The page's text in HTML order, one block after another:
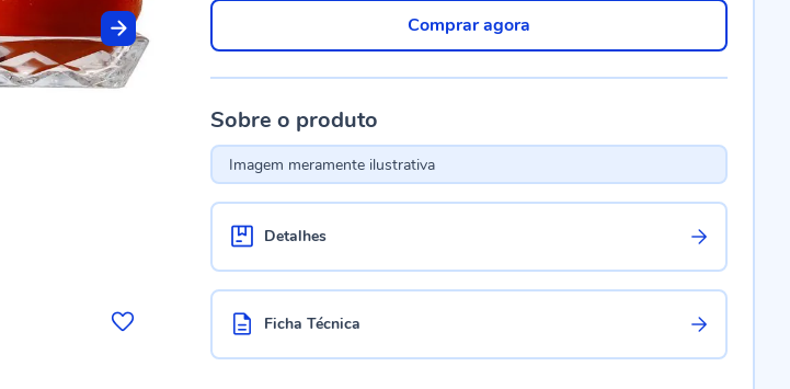
Comprar agora
Sobre o produto
Imagem meramente ilustrativa
Detalhes
Ficha Técnica